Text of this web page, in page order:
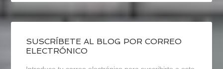
SUSCRÍBETE AL BLOG POR CORREO
ELECTRÓNICO